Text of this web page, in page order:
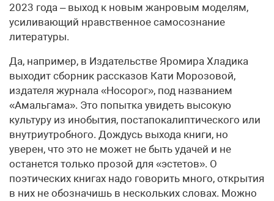
2023 года – выход к новым жанровым моделям,
усиливающий нравственное самосознание
литературы.
Да, например, в Издательстве Яромира Хладика
выходит сборник рассказов Кати Морозовой,
издателя журнала «Носорог», под названием
«Амальгама». Это попытка увидеть высокую
культуру из инобытия, постапокалиптического или
внутриутробного. Дождусь выхода книги, но
уверен, что это не может не быть удачей и не
останется только прозой для «эстетов». О
поэтических книгах надо говорить много, открытия
в них не обозначишь в нескольких словах. Можно